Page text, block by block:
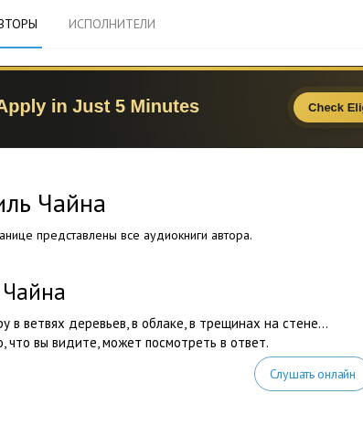
ИСПОЛНИТЕЛИ
Чайна
представлены все аудиокниги автора.
в ветвях деревьев, в облаке, в трещинах на стене…
что вы видите, может посмотреть в ответ.
Слушать онлайн